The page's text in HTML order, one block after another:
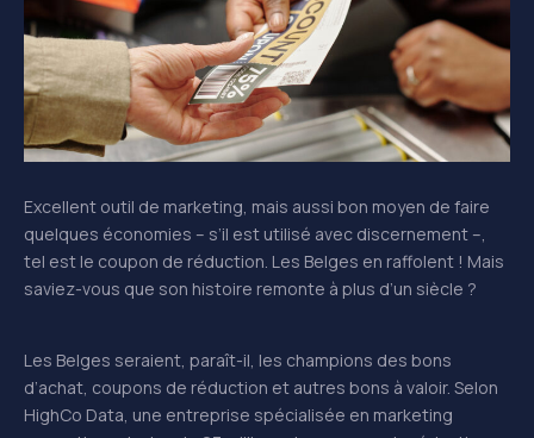
Excellent outil de marketing, mais aussi bon moyen de faire
quelques économies – s’il est utilisé avec discernement –,
tel est le coupon de réduction. Les Belges en raffolent ! Mais
saviez-vous que son histoire remonte à plus d’un siècle ?
Les Belges seraient, paraît-il, les champions des bons
d’achat, coupons de réduction et autres bons à valoir. Selon
HighCo Data, une entreprise spécialisée en marketing